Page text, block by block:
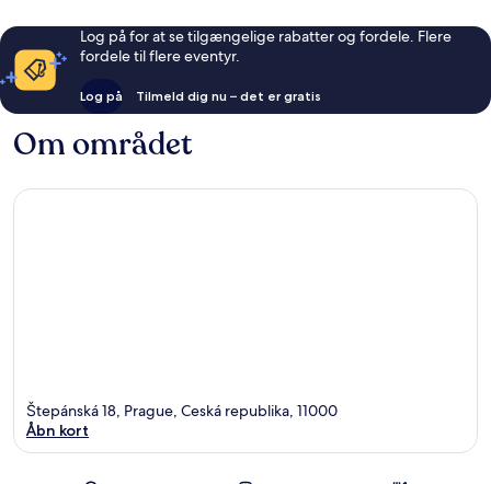
Log på for at se tilgængelige rabatter og fordele. Flere
fordele til flere eventyr.
Log på Tilmeld dig nu – det er gratis
Om området
Štepánská 18, Prague, Ceská republika, 11000
Åbn kort